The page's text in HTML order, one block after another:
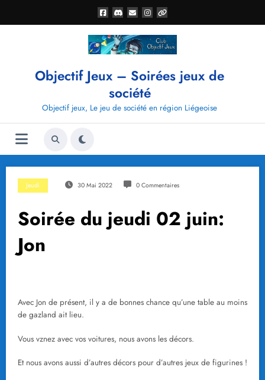
contenu
Objectif Jeux – Soirées jeux de
société
Objectif jeux, Le jeu de société en région Liégeoise
Jeudi 30 Mai 2022 0 Commentaires
Soirée du jeudi 02 juin:
Jon
Avec Jon de présent, il y a de bonnes chance qu’une table au moins
de gazland ait lieu.
Vous vznez avec vos voitures, nous avons les décors.
Et nous avons aussi d’autres décors pour d’autres jeux de figurines !